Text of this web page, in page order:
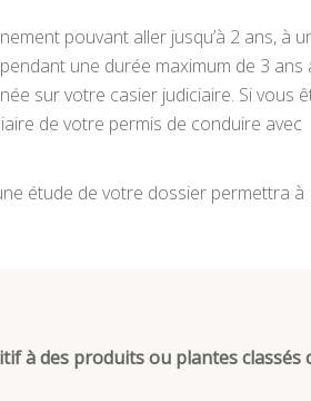
pouvant aller jusqu’à 2 ans, à
une durée maximum de 3 ans
sur votre casier judiciaire. Si vous
de votre permis de conduire avec
étude de votre dossier permettra
à des produits ou plantes classés